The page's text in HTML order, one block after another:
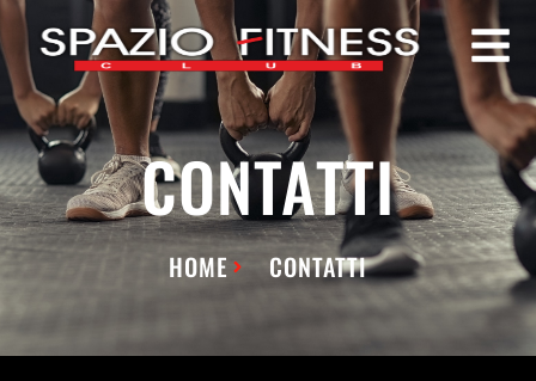
CONTATTI
HOME CONTATTI